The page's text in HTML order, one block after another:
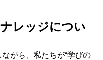
レッジについ
がら、私たちが“学びの